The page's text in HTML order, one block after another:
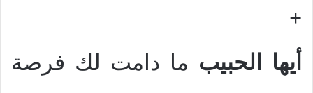
+
أيها الحبيب ما دامت لك فرصة